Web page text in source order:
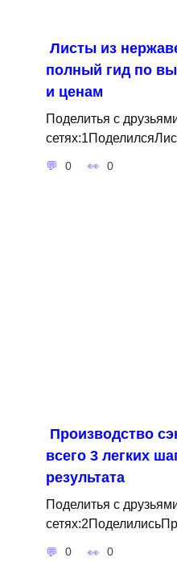
Листы из
полный гид по
и ценам
Поделитья с
0 0
Производство
всего 3 легких
результата
Поделитья с
0 0